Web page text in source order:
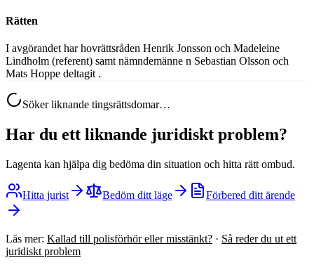
Rätten
I avgörandet har hovrättsråden Henrik Jonsson och Madeleine
Lindholm (referent) samt nämndemänne n Sebastian Olsson och
Mats Hoppe deltagit .
Söker liknande tingsrättsdomar…
Har du ett liknande juridiskt problem?
Lagenta kan hjälpa dig bedöma din situation och hitta rätt ombud.
Hitta jurist Bedöm ditt läge Förbered ditt ärende
Läs mer: Kallad till polisförhör eller misstänkt? · Så reder du ut ett
juridiskt problem